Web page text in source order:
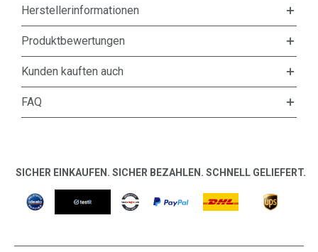
Herstellerinformationen
Produktbewertungen
Kunden kauften auch
FAQ
SICHER EINKAUFEN. SICHER BEZAHLEN. SCHNELL GELIEFERT.